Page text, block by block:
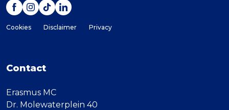
Cookies Disclaimer Privacy
Contact
Erasmus MC
Dr. Molewaterplein 40